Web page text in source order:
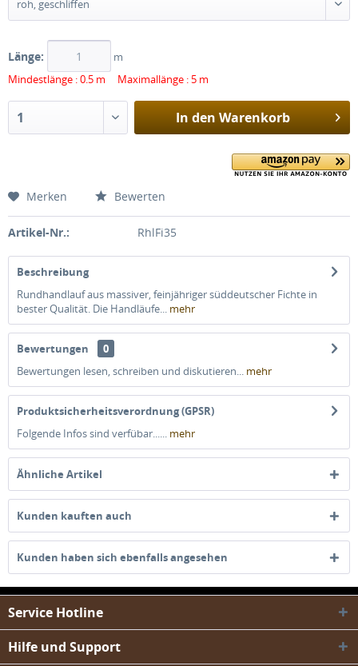
Länge:
m
Mindestlänge : 0.5 m Maximallänge : 5 m
In den Warenkorb
Merken Bewerten
Artikel-Nr.: RhlFi35
Beschreibung
Rundhandlauf aus massiver, feinjähriger süddeutscher Fichte in
bester Qualität. Die Handläufe... mehr
Bewertungen
0
Bewertungen lesen, schreiben und diskutieren... mehr
Produktsicherheitsverordnung (GPSR)
Folgende Infos sind verfübar...... mehr
Ähnliche Artikel
Kunden kauften auch
Kunden haben sich ebenfalls angesehen
Service Hotline
Hilfe und Support